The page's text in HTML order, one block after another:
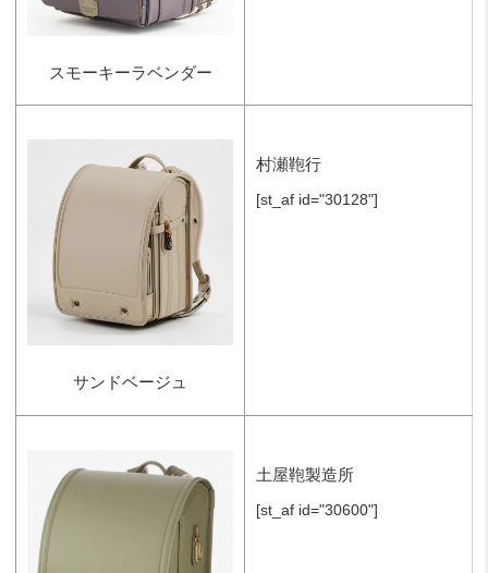
スモーキーラベンダー
サンドベージュ
村瀬鞄行
[st_af id="30128"]
土屋鞄製造所
[st_af id="30600"]